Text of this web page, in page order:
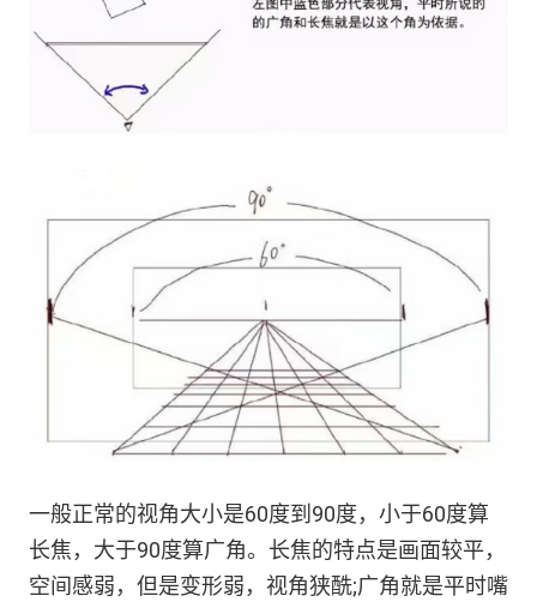
一般正常的视角大小是60度到90度，小于60度算
长焦，大于90度算广角。长焦的特点是画面较平，
空间感弱，但是变形弱，视角狭酰;广角就是平时嘴